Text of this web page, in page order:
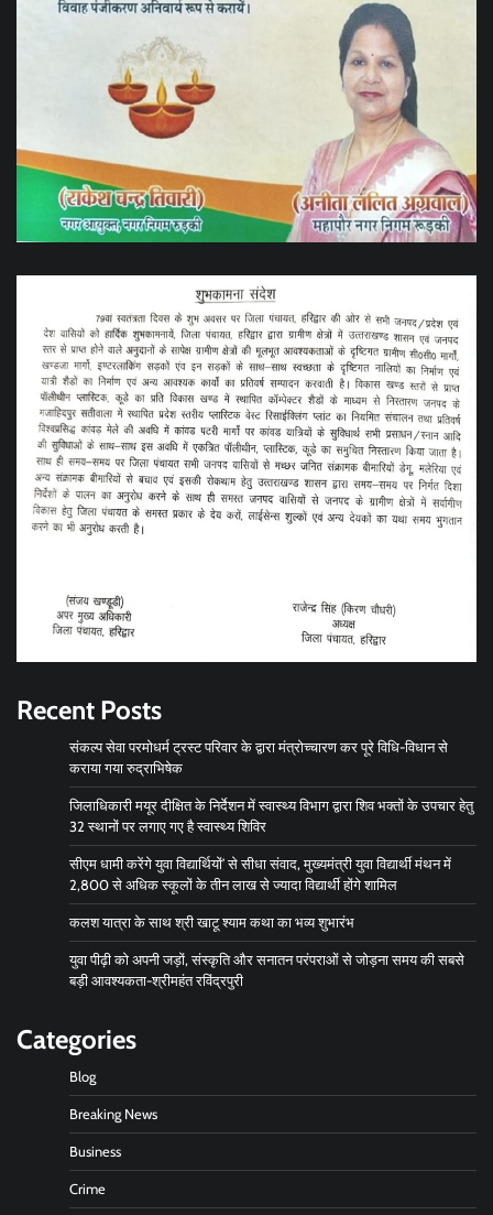
Recent Posts
संकल्प सेवा परमोधर्म ट्रस्ट परिवार के द्वारा मंत्रोच्चारण कर पूरे विधि-विधान से
कराया गया रुद्राभिषेक
जिलाधिकारी मयूर दीक्षित के निर्देशन में स्वास्थ्य विभाग द्वारा शिव भक्तों के उपचार हेतु
32 स्थानों पर लगाए गए है स्वास्थ्य शिविर
सीएम धामी करेंगे युवा विद्यार्थियों’ से सीधा संवाद, मुख्यमंत्री युवा विद्यार्थी मंथन में
2,800 से अधिक स्कूलों के तीन लाख से ज्यादा विद्यार्थी होंगे शामिल
कलश यात्रा के साथ श्री खाटू श्याम कथा का भव्य शुभारंभ
युवा पीढ़ी को अपनी जड़ों, संस्कृति और सनातन परंपराओं से जोड़ना समय की सबसे
बड़ी आवश्यकता-श्रीमहंत रविंद्रपुरी
Categories
Blog
Breaking News
Business
Crime